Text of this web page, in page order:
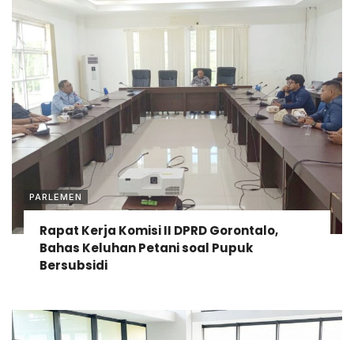
PARLEMEN
Rapat Kerja Komisi II DPRD Gorontalo,
Bahas Keluhan Petani soal Pupuk
Bersubsidi